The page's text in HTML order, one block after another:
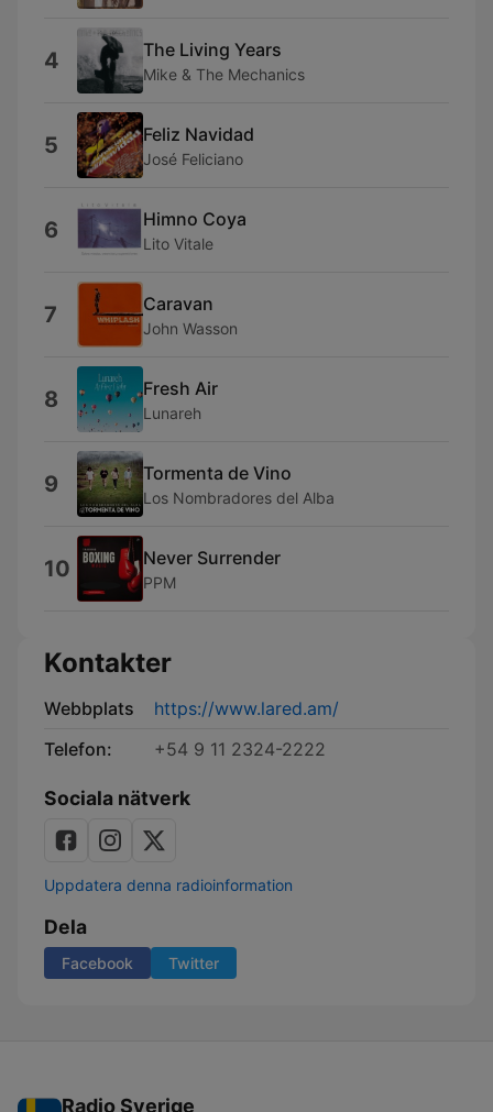
4 The Living Years
Mike & The Mechanics
5 Feliz Navidad
José Feliciano
6 Himno Coya
Lito Vitale
7 Caravan
John Wasson
8 Fresh Air
Lunareh
9 Tormenta de Vino
Los Nombradores del Alba
10 Never Surrender
PPM
Kontakter
Webbplats
https://www.lared.am/
Telefon:
+54 9 11 2324-2222
Sociala nätverk
Uppdatera denna radioinformation
Dela
Facebook Twitter
Radio Sverige